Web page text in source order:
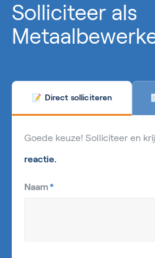
Solliciteer als
📝 Direct solliciteren
Goede keuze! Solliciteer en
reactie.
Naam*